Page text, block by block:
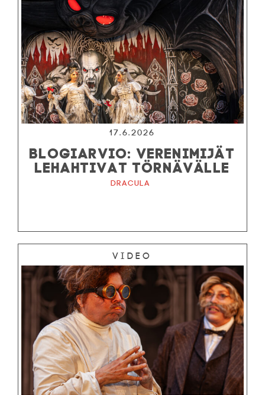
17.6.2026
BLOGIARVIO: VERENIMIJÄT
LEHAHTIVAT TÖRNÄVÄLLE
Dracula
Video